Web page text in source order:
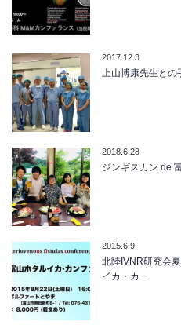
2017.12.3
上山博康先生との
2018.6.28
ジンギスカン de
2015.6.9
北陸IVNR研究会
イカ・カ…